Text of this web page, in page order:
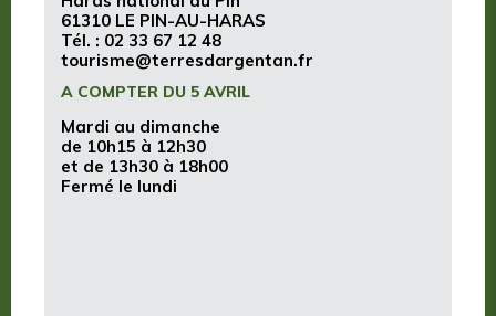
61310 LE PIN-AU-HARAS
Tél. : 02 33 67 12 48
tourisme@terresdargentan.fr
A COMPTER DU 5 AVRIL
Mardi au dimanche
de 10h15 à 12h30
et de 13h30 à 18h00
Fermé le lundi